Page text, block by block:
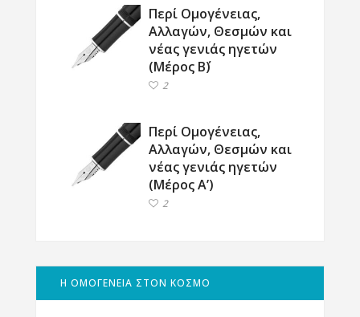
Περί Ομογένειας,
Αλλαγών, Θεσμών και
νέας γενιάς ηγετών
(Μέρος Β΄)
2
Περί Ομογένειας,
Αλλαγών, Θεσμών και
νέας γενιάς ηγετών
(Μέρος Α’)
2
Η ΟΜΟΓΕΝΕΙΑ ΣΤΟΝ ΚΟΣΜΟ